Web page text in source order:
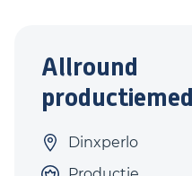
Allround
Dinxperlo